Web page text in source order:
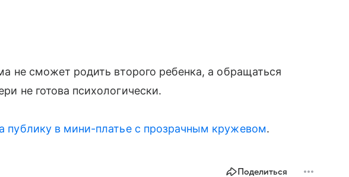
не сможет родить второго ребенка, а обращаться
не готова психологически.
публику в мини-платье с прозрачным кружевом.
Поделиться